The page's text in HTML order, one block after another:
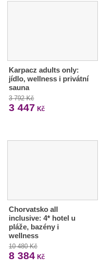
Karpacz adults only:
jídlo, wellness i privátní
sauna
3 792 Kč
3 447 Kč
Chorvatsko all
inclusive: 4* hotel u
pláže, bazény i
wellness
10 480 Kč
8 384 Kč